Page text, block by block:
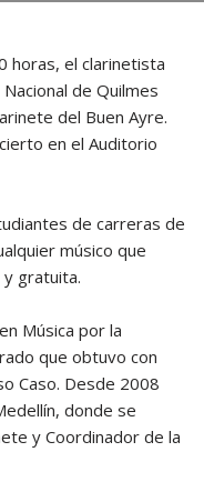
horas, el clarinetista
de Quilmes
del Buen Ayre.
en el Auditorio
de carreras de
músico que
gratuita.
Música por la
que obtuvo con
Caso. Desde 2008
donde se
y Coordinador de la